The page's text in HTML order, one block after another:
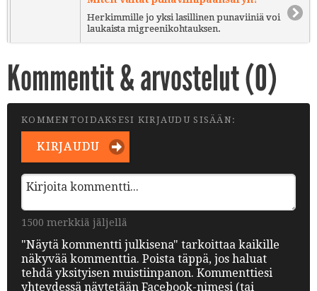
Herkimmille jo yksi lasillinen punaviiniä voi
laukaista migreenikohtauksen.
Kommentit & arvostelut (0)
KOMMENTOIDAKSESI KIRJAUDU SISÄÄN:
KIRJAUDU
1500 merkkiä jäljellä
"Näytä kommentti julkisena" tarkoittaa kaikille
näkyvää kommenttia. Poista täppä, jos haluat
tehdä yksityisen muistiinpanon. Kommenttiesi
yhteydessä näytetään Facebook-nimesi (tai